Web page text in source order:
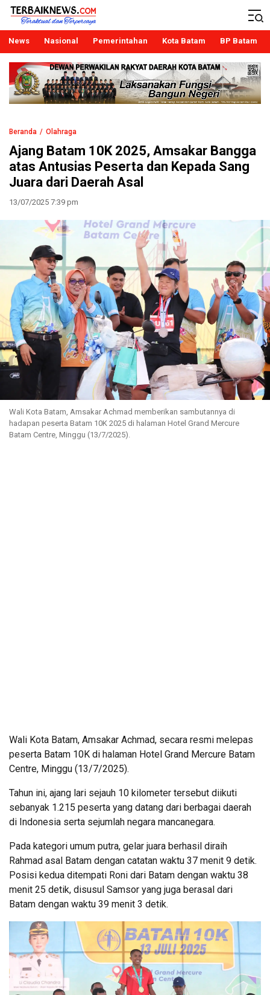
Terbaiknews
Teraktual dan Terpercaya
News Nasional Pemerintahan Kota Batam BP Batam
Beranda Olahraga
Ajang Batam 10K 2025, Amsakar Bangga
atas Antusias Peserta dan Kepada Sang
Juara dari Daerah Asal
13/07/2025 7:39 pm
Wali Kota Batam, Amsakar Achmad memberikan sambutannya di
hadapan peserta Batam 10K 2025 di halaman Hotel Grand Mercure
Batam Centre, Minggu (13/7/2025).
Wali Kota Batam, Amsakar Achmad, secara resmi melepas
peserta Batam 10K di halaman Hotel Grand Mercure Batam
Centre, Minggu (13/7/2025).
Tahun ini, ajang lari sejauh 10 kilometer tersebut diikuti
sebanyak 1.215 peserta yang datang dari berbagai daerah
di Indonesia serta sejumlah negara mancanegara.
Pada kategori umum putra, gelar juara berhasil diraih
Rahmad asal Batam dengan catatan waktu 37 menit 9 detik.
Posisi kedua ditempati Roni dari Batam dengan waktu 38
menit 25 detik, disusul Samsor yang juga berasal dari
Batam dengan waktu 39 menit 3 detik.